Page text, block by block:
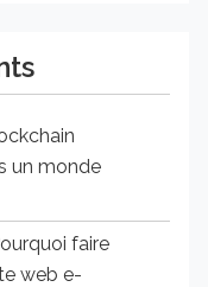
un monde
faire
web e-